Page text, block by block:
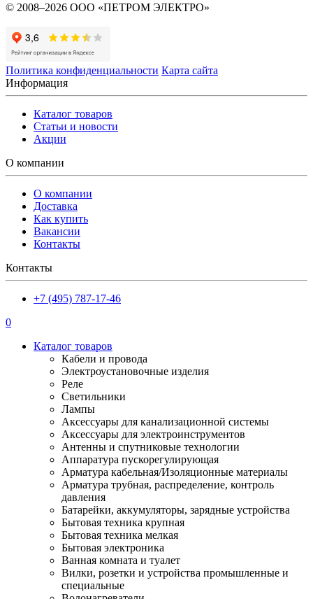
© 2008–2026 ООО «ПЕТРОМ ЭЛЕКТРО»
Политика конфиденциальности Карта сайта
Информация
Каталог товаров
Статьи и новости
Акции
О компании
О компании
Доставка
Как купить
Вакансии
Контакты
Контакты
+7 (495) 787-17-46
0
Каталог товаров
Кабели и провода
Электроустановочные изделия
Реле
Светильники
Лампы
Аксессуары для канализационной системы
Аксессуары для электроинструментов
Антенны и спутниковые технологии
Аппаратура пускорегулирующая
Арматура кабельная/Изоляционные материалы
Арматура трубная, распределение, контроль
давления
Батарейки, аккумуляторы, зарядные устройства
Бытовая техника крупная
Бытовая техника мелкая
Бытовая электроника
Ванная комната и туалет
Вилки, розетки и устройства промышленные и
специальные